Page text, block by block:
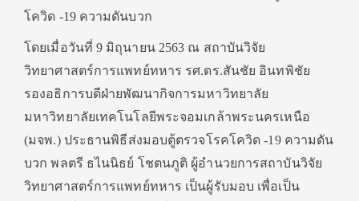
โควิด -19 ความดันบวก
โดยเมื่อวันที่ 9 มิถุนายน 2563 ณ สถาบันวิจัย
วิทยาศาสตร์การแพทย์ทหาร รศ.ดร.สันชัย อินทพิชัย
รองอธิการบดีฝ่ายพัฒนากิจการมหาวิทยาลัย
มหาวิทยาลัยเทคโนโลยีพระจอมเกล้าพระนครเหนือ
(มจพ.) ประธานพิธีส่งมอบตู้ตรวจโรคโควิด -19 ความดัน
บวก พลตรี ธไนนิธย์ โชตนภูติ ผู้อำนวยการสถาบันวิจัย
วิทยาศาสตร์การแพทย์ทหาร เป็นผู้รับมอบ เพื่อเป็น